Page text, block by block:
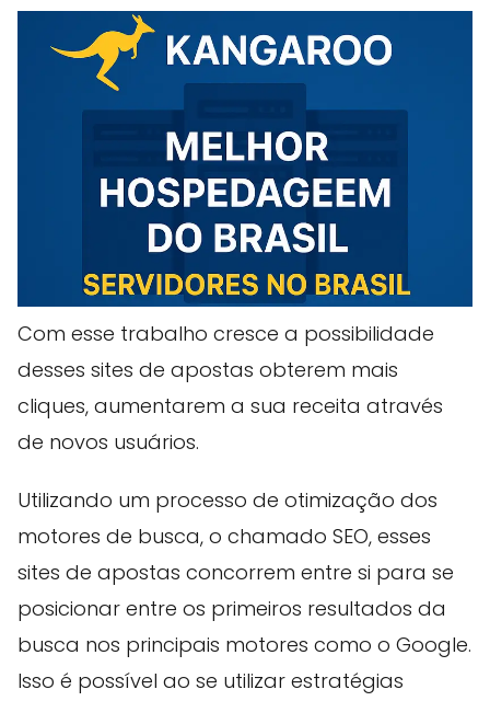
Com esse trabalho cresce a possibilidade
desses sites de apostas obterem mais
cliques, aumentarem a sua receita através
de novos usuários.
Utilizando um processo de otimização dos
motores de busca, o chamado SEO, esses
sites de apostas concorrem entre si para se
posicionar entre os primeiros resultados da
busca nos principais motores como o Google.
Isso é possível ao se utilizar estratégias